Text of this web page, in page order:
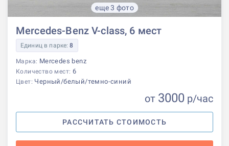
еще 3 фото
Mercedes-Benz V-class, 6 мест
Единиц в парке:8
Марка: Mercedes benz
Количество мест: 6
Цвет: Черный/белый/темно-синий
от 3000 р/час
РАССЧИТАТЬ СТОИМОСТЬ